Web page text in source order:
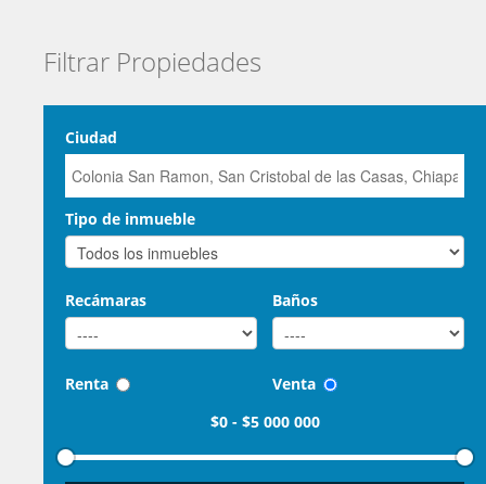
Filtrar Propiedades
Ciudad
Tipo de inmueble
Recámaras Baños
Renta
Venta
$0- $5 000 000